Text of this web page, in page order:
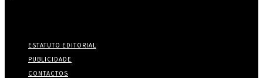
ESTATUTO EDITORIAL
PUBLICIDADE
CONTACTOS